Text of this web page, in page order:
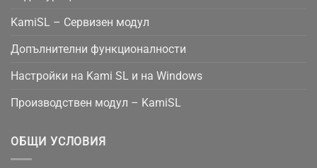
KamiSL – Сервизен модул
Допълнителни функционалности
Настройки на Kami SL и на Windows
Производствен модул – KamiSL
ОБЩИ УСЛОВИЯ